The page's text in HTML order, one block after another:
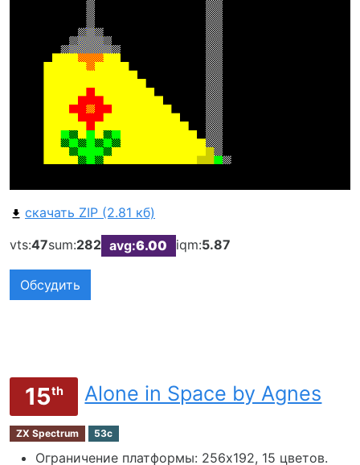
скачать ZIP (2.81 кб)
vts:47sum:282 avg:6.00 iqm:5.87
Обсудить
15th Alone in Space by Agnes
ZX Spectrum 53c
Ограничение платформы: 256х192, 15 цветов.